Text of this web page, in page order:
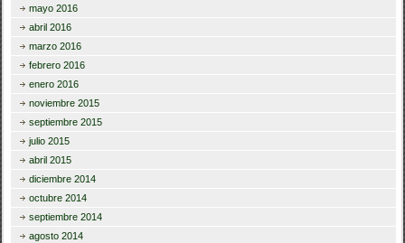
mayo 2016
abril 2016
marzo 2016
febrero 2016
enero 2016
noviembre 2015
septiembre 2015
julio 2015
abril 2015
diciembre 2014
octubre 2014
septiembre 2014
agosto 2014